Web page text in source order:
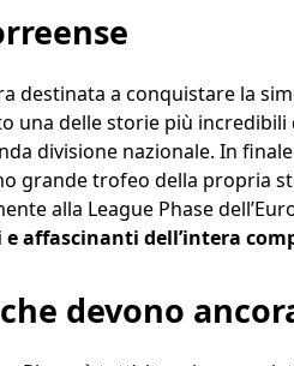
destinata a conquistare la
una delle storie più
divisione nazionale. In
grande trofeo della propria
alla League Phase
affascinanti dell’intera
devono